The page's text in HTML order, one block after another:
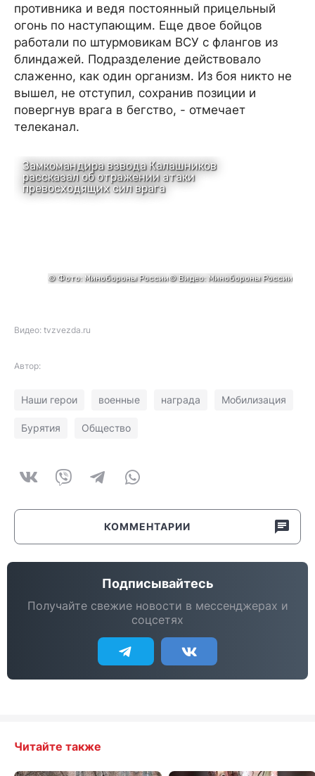
противника и ведя постоянный прицельный
огонь по наступающим. Еще двое бойцов
работали по штурмовикам ВСУ с флангов из
блиндажей. Подразделение действовало
слаженно, как один организм. Из боя никто не
вышел, не отступил, сохранив позиции и
повергнув врага в бегство, - отмечает
телеканал.
Видео: tvzvezda.ru
Автор:
Наши герои военные награда Мобилизация
Бурятия Общество
КОММЕНТАРИИ
Подписывайтесь
Получайте свежие новости в мессенджерах и
соцсетях
Читайте также